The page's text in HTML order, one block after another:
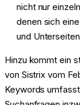
nicht nur
denen sich
und
Hinzu kommt ein
von Sistrix vom
Keywords